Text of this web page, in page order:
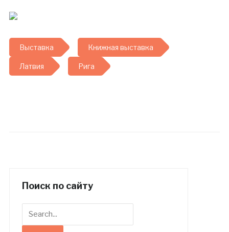
Выставка Книжная выставка
Латвия Рига
Поиск по сайту